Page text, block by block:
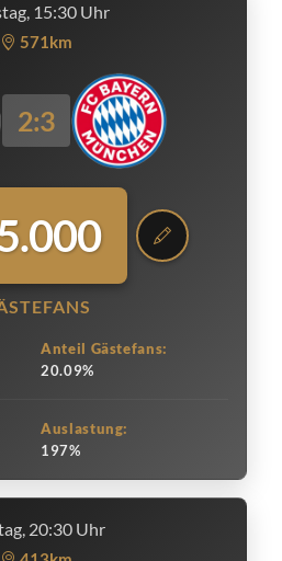
15:30 Uhr
571km
2:3
Anteil Gästefans:
20.09%
Auslastung:
197%
20:30 Uhr